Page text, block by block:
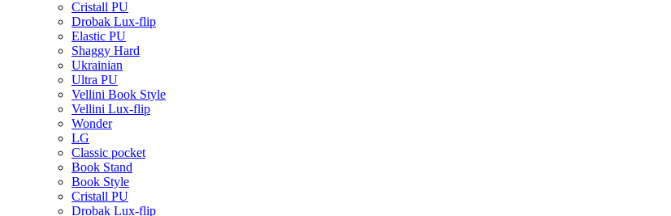
Cristall PU
Drobak Lux-flip
Elastic PU
Shaggy Hard
Ukrainian
Ultra PU
Vellini Book Style
Vellini Lux-flip
Wonder
LG
Classic pocket
Book Stand
Book Style
Cristall PU
Drobak Lux-flip